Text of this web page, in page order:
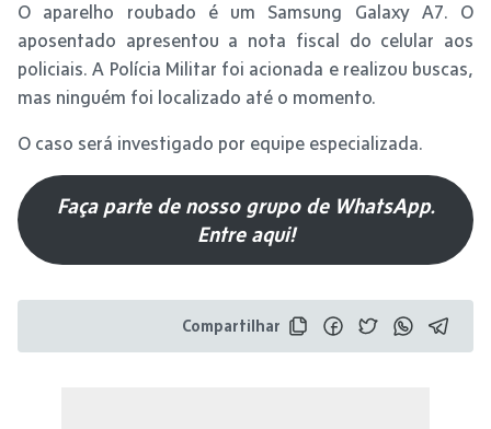
O aparelho roubado é um Samsung Galaxy A7. O
aposentado apresentou a nota fiscal do celular aos
policiais. A Polícia Militar foi acionada e realizou buscas,
mas ninguém foi localizado até o momento.
O caso será investigado por equipe especializada.
Faça parte de nosso grupo de WhatsApp.
Entre aqui!
Compartilhar